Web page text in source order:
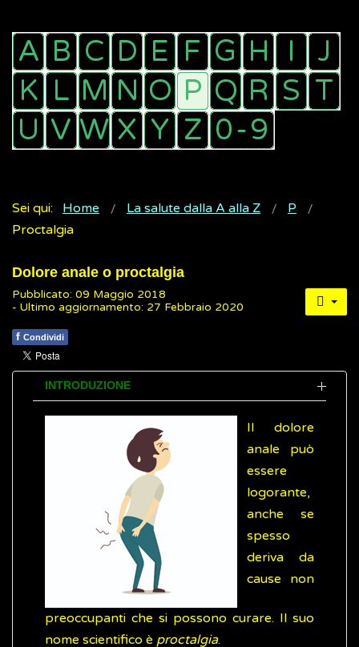
Sei qui: Home La salute dalla A alla Z
P
Proctalgia
Dolore anale o proctalgia
Pubblicato: 09 Maggio 2018
- Ultimo aggiornamento: 27 Febbraio 2020
f Condividi
INTRODUZIONE
Il dolore
anale può
essere
logorante,
anche se
spesso
deriva da
cause non
preoccupanti che si possono curare. Il suo
nome scientifico è proctalgia.